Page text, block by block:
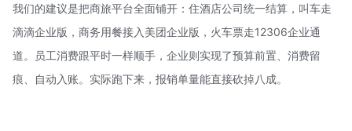
我们的建议是把商旅平台全面铺开：住酒店公司统一结算，叫车走
滴滴企业版，商务用餐接入 美团企业版 ，火车票走12306企业通
道。员工消费跟平时一样顺手，企业则实现了预算前置、消费留
痕、自动入账。实际跑下来，报销单量能直接砍掉八成。